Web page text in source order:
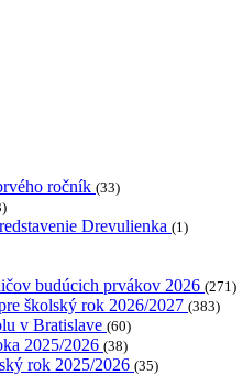
ročník (33)
Drevulienka (1)
budúcich prvákov 2026 (271)
školský rok 2026/2027 (383)
v Bratislave (60)
2025/2026 (38)
rok 2025/2026 (35)